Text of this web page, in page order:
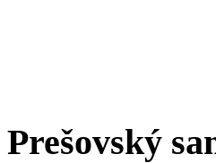
Prešovský